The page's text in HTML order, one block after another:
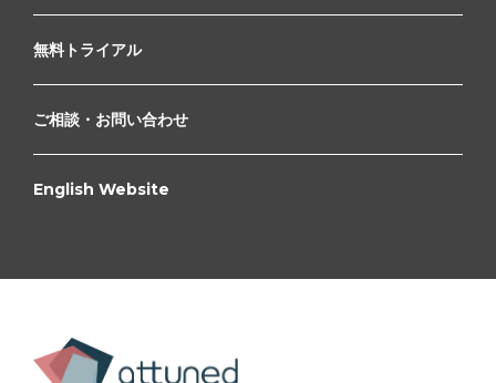
無料トライアル
ご相談・お問い合わせ
English Website